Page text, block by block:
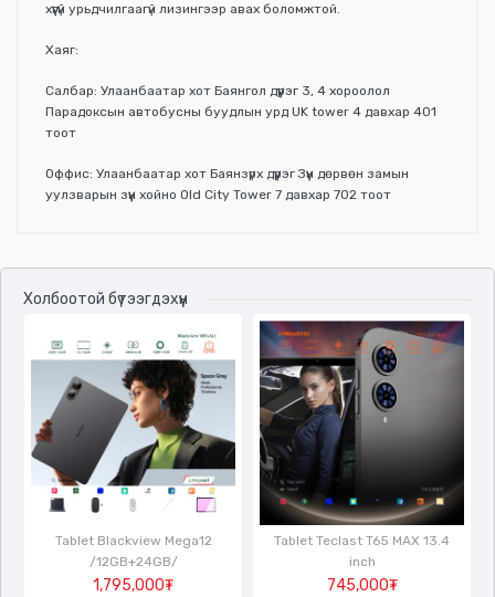
хүүгүй урьдчилгаагүй лизингээр авах боломжтой.
Хаяг:
Салбар: Улаанбаатар хот Баянгол дүүрэг 3, 4 хороолол
Парадоксын автобусны буудлын урд UK tower 4 давхар 401
тоот
Оффис: Улаанбаатар хот Баянзүрх дүүрэг Зүүн дөрвөн замын
уулзварын зүүн хойно Old City Tower 7 давхар 702 тоот
Холбоотой бүтээгдэхүүн
Tablet Blackview Mega12
/12GB+24GB/
1,795,000₮
Tablet Teclast T65 MAX 13.4
inch
745,000₮